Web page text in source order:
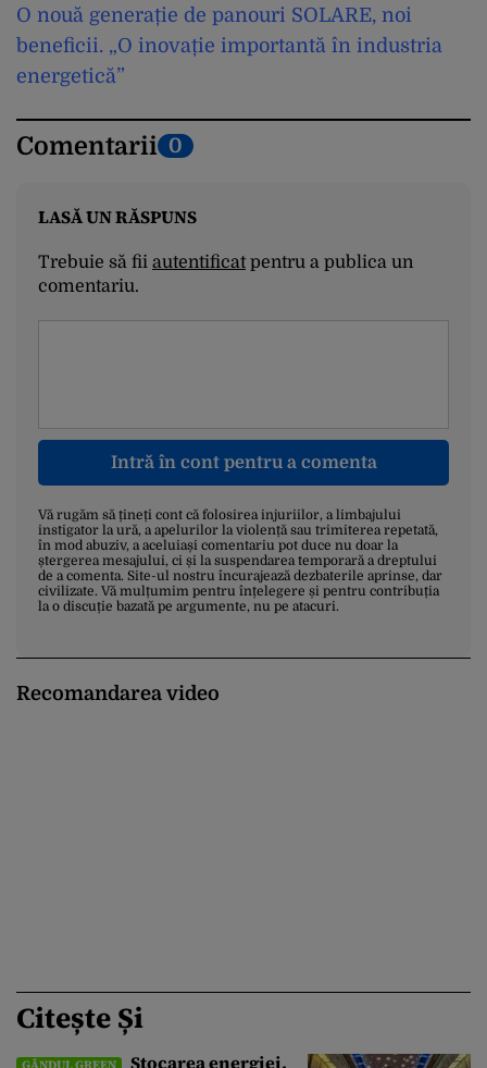
O nouă generație de panouri SOLARE, noi
beneficii. „O inovație importantă în industria
energetică”
Comentarii 0
LASĂ UN RĂSPUNS
Trebuie să fii autentificatpentru a publica un
comentariu.
Intră în cont pentru a comenta
Vă rugăm să țineți cont că folosirea injuriilor, a limbajului
instigator la ură, a apelurilor la violență sau trimiterea repetată,
în mod abuziv, a aceluiași comentariu pot duce nu doar la
ștergerea mesajului, ci și la suspendarea temporară a dreptului
de a comenta. Site-ul nostru încurajează dezbaterile aprinse, dar
civilizate. Vă mulțumim pentru înțelegere și pentru contribuția
la o discuție bazată pe argumente, nu pe atacuri.
Recomandarea video
Citește Și
Stocarea energiei,